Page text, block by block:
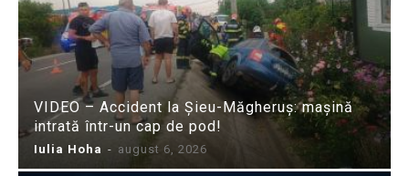
VIDEO – Accident la Șieu-Măgheruș: mașină
intrată într-un cap de pod!
Iulia Hoha - august 6, 2026